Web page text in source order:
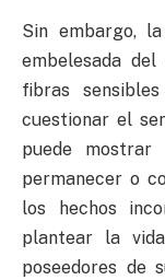
Sin embargo,
embelesada
fibras
cuestionar el
puede
permanecer o
los hechos
plantear la
poseedores de